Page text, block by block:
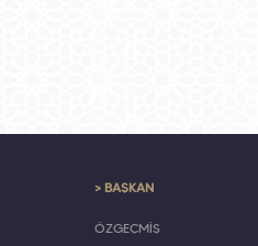
> BAŞKAN
ÖZGEÇMİŞ